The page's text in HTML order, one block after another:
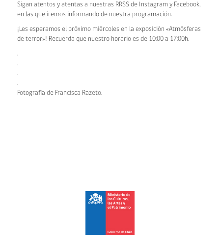
Sigan atentos y atentas a nuestras RRSS de Instagram y Facebook,
en las que iremos informando de nuestra programación.
¡Les esperamos el próximo miércoles en la exposición «Atmósferas
de terror»! Recuerda que nuestro horario es de 10:00 a 17:00h.
.
.
.
.
Fotografía de Francisca Razeto.